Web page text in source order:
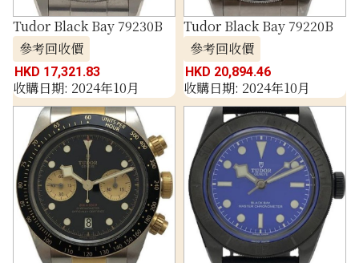
Tudor Black Bay 79230B
參考回收價
HKD 17,321.83
收購日期: 2024年10月
Tudor Black Bay 79220B
參考回收價
HKD 20,894.46
收購日期: 2024年10月